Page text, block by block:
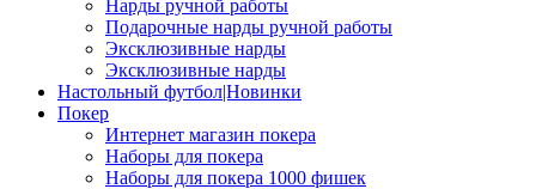
Нарды ручной работы
Подарочные нарды ручной работы
Эксклюзивные нарды
Эксклюзивные нарды
Настольный футбол|Новинки
Покер
Интернет магазин покера
Наборы для покера
Наборы для покера 1000 фишек